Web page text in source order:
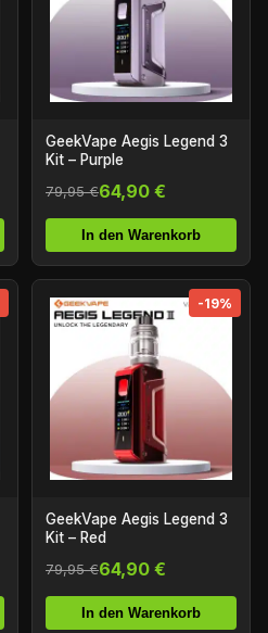
GeekVape Aegis Legend 3
Kit – Purple
79,95 €64,90 €
In den Warenkorb
-19%
GeekVape Aegis Legend 3
Kit – Red
79,95 €64,90 €
In den Warenkorb